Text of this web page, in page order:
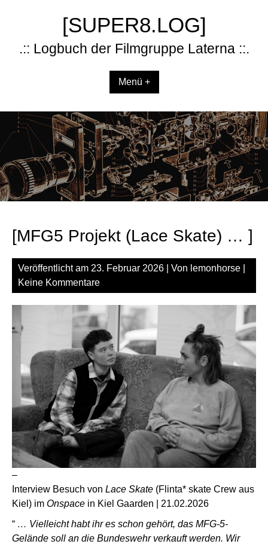
[SUPER8.LOG]
.:: Logbuch der Filmgruppe Laterna ::.
Menü +
[MFG5 Projekt (Lace Skate) … ]
Veröffentlicht am 23. Februar 2026 | Von lemonhorse
Keine Kommentare
–
Interview Besuch von Lace Skate (Flinta* skate Crew aus
Kiel) im Onspace in Kiel Gaarden | 21.02.2026
“ … Vielleicht habt ihr es schon gehört, das MFG-5-
Gelände soll an die Bundeswehr verkauft werden. Wir